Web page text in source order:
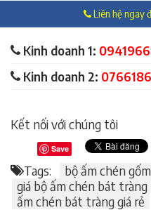
Liên hệ ngay
Kinh doanh 1:
Kinh doanh 2:
Kết nối với chúng tôi
Save
Tags:
bộ ấm chén
giá bộ ấm chén bát tràng
ấm chén bát tràng giá rẻ